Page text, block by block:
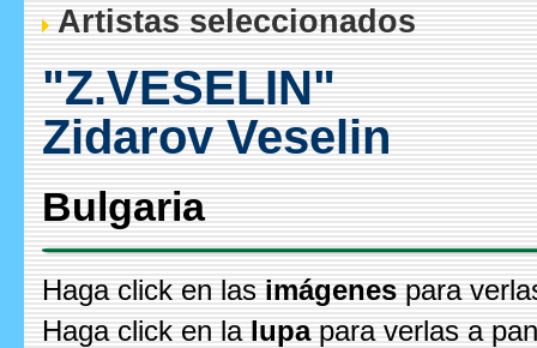
Artistas seleccionados
"Z.VESELIN"
Zidarov Veselin
Bulgaria
Haga click en las imágenes para
Haga click en la lupapara verlas a